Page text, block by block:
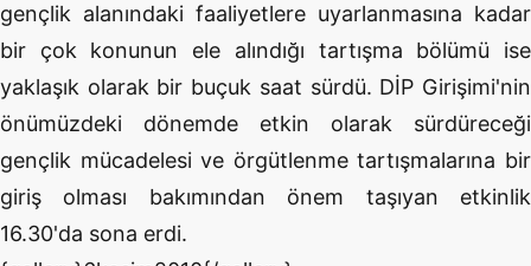
gençlik alanındaki faaliyetlere uyarlanmasına kadar
bir çok konunun ele alındığı tartışma bölümü ise
yaklaşık olarak bir buçuk saat sürdü. DİP Girişimi'nin
önümüzdeki dönemde etkin olarak sürdüreceği
gençlik mücadelesi ve örgütlenme tartışmalarına bir
giriş olması bakımından önem taşıyan etkinlik
16.30'da sona erdi.